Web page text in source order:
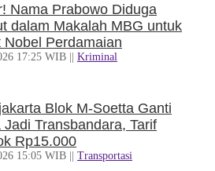
Nama Prabowo Diduga
dalam Makalah MBG untuk
Nobel Perdamaian
17:25 WIB || Kriminal
Blok M-Soetta Ganti
Jadi Transbandara, Tarif
Rp15.000
15:05 WIB || Transportasi